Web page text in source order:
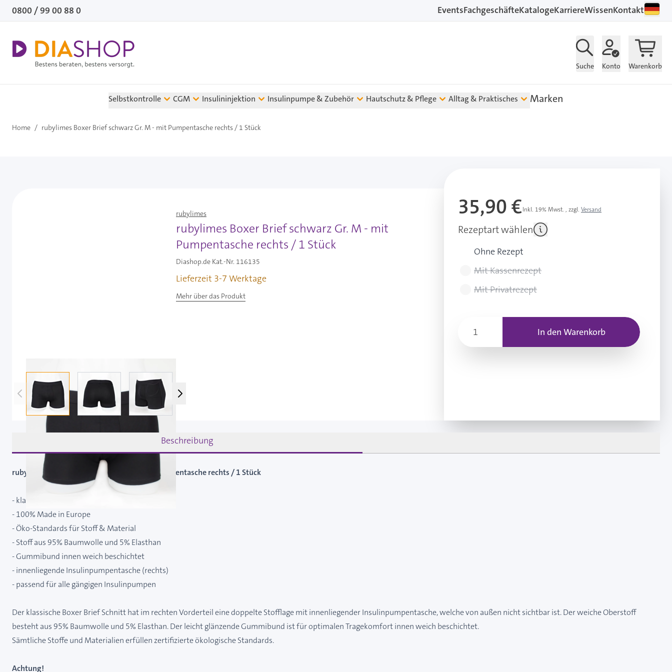
Direkt zum Inhalt
0800 / 99 00 88 0 EventsFachgeschäfteKatalogeKarriereWissenKontakt
Suche Konto Warenkorb
Selbstkontrolle CGM Insulininjektion Insulinpumpe & Zubehör Hautschutz & Pflege Alltag & Praktisches Marken
Home / rubylimes Boxer Brief schwarz Gr. M - mit Pumpentasche rechts / 1 Stück
View larger imageView larger imageView larger image
rubylimes
rubylimes Boxer Brief schwarz Gr. M - mit
Pumpentasche rechts / 1 Stück
Diashop.de Kat.-Nr. 116135
Lieferzeit 3-7 Werktage
Mehr über das Produkt
35,90 €Inkl. 19% Mwst. , zzgl. Versand
Rezeptart wählen
Ohne Rezept
Mit Kassenrezept
Mit Privatrezept
In den Warenkorb
Beschreibung
rubylimes Boxer Brief schwarz Gr. M - mit Pumpentasche rechts / 1 Stück
- klassischer Boxer Brief Schnitt
- 100% Made in Europe
- Öko-Standards für Stoff & Material
- Stoff aus 95% Baumwolle und 5% Elasthan
- Gummibund innen weich beschichtet
- innenliegende Insulinpumpentasche (rechts)
- passend für alle gängigen Insulinpumpen
Der klassische Boxer Brief Schnitt hat im rechten Vorderteil eine doppelte Stofflage mit innenliegender Insulinpumpentasche, welche von außen nicht sichtbar ist. Der weiche Oberstoff
besteht aus 95% Baumwolle und 5% Elasthan. Der leicht glänzende Gummibund ist für optimalen Tragekomfort innen weich beschichtet.
Sämtliche Stoffe und Materialien erfüllen zertifizierte ökologische Standards.
Achtung!